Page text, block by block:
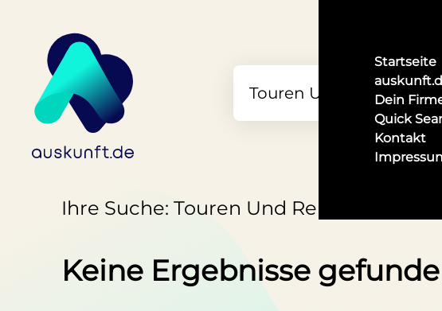
Startseite
Dein
Quick
Kontakt
Ihre Suche: Touren Und Reiseanbieter
Keine Ergebnisse